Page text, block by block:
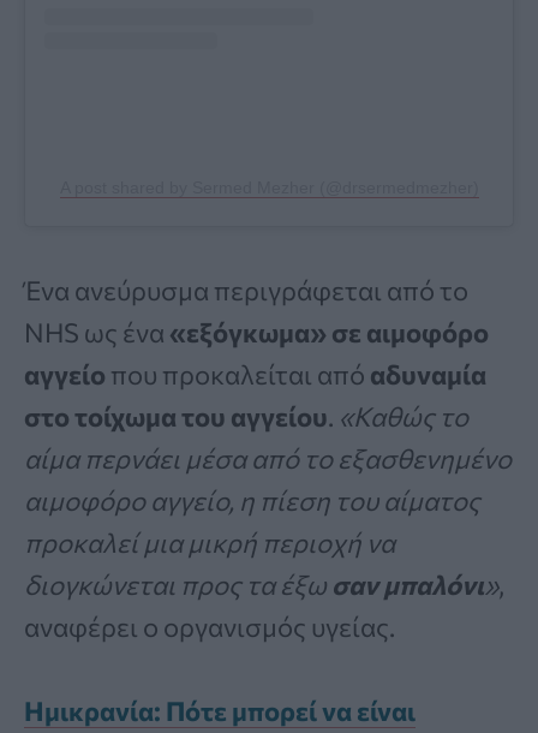
Ένα ανεύρυσμα περιγράφεται από το
NHS ως ένα «εξόγκωμα» σε αιμοφόρο
αγγείο που προκαλείται από αδυναμία
στο τοίχωμα του αγγείου. «Καθώς το
αίμα περνάει μέσα από το εξασθενημένο
αιμοφόρο αγγείο, η πίεση του αίματος
προκαλεί μια μικρή περιοχή να
διογκώνεται προς τα έξω σαν μπαλόνι»,
αναφέρει ο οργανισμός υγείας.
Ημικρανία: Πότε μπορεί να είναι